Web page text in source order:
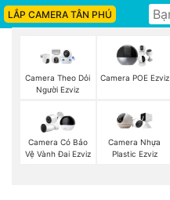
LẮP CAMERA TÂN PHÚ
Camera Theo Dỏi
Người Ezviz
Camera POE Ezviz
Camera Có Bảo
Vệ Vành Đai Ezviz
Camera Nhựa
Plastic Ezviz